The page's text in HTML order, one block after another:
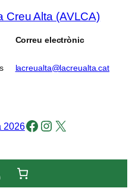
Correu electrònic
lacreualta@lacreualta.cat
2026Facebook
Instagram
X